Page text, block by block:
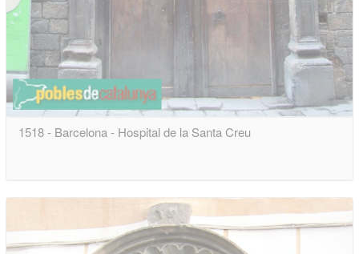
1518 - Barcelona - Hospital de la Santa Creu